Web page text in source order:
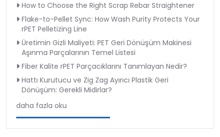
How to Choose the Right Scrap Rebar Straightener
Flake-to-Pellet Sync: How Wash Purity Protects Your
rPET Pelletizing Line
Üretimin Gizli Maliyeti: PET Geri Dönüşüm Makinesi
Aşınma Parçalarının Temel Listesi
Fiber Kalite rPET Parçacıklarını Tanımlayan Nedir?
Hattı Kurutucu ve Zig Zag Ayırıcı Plastik Geri
Dönüşüm: Gerekli Midirlar?
daha fazla oku